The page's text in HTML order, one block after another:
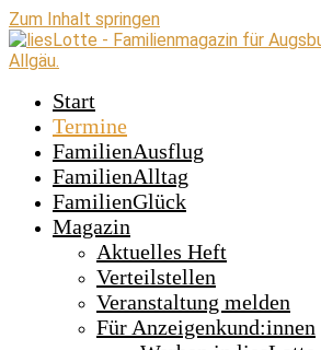
Zum Inhalt springen
Start
Termine
FamilienAusflug
FamilienAlltag
FamilienGlück
Magazin
Aktuelles Heft
Verteilstellen
Veranstaltung melden
Für Anzeigenkund:innen